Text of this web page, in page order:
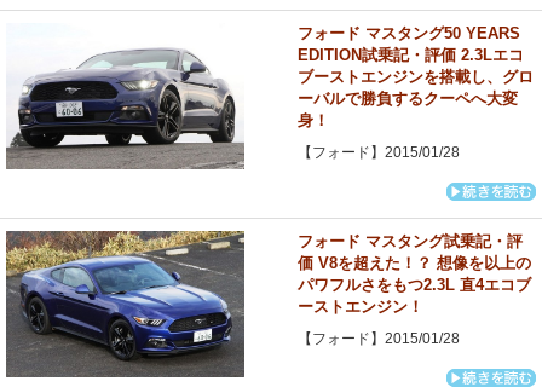
フォード マスタング50 YEARS
EDITION試乗記・評価 2.3Lエコ
ブーストエンジンを搭載し、グロ
ーバルで勝負するクーペへ大変
身！
【フォード】2015/01/28
フォード マスタング試乗記・評
価 V8を超えた！？ 想像を以上の
パワフルさをもつ2.3L 直4エコブ
ーストエンジン！
【フォード】2015/01/28